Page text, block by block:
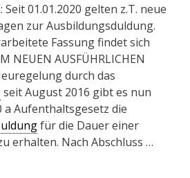
Seit 01.01.2020 gelten z.T. neue
zur Ausbildungsduldung.
Fassung findet sich
NEUEN AUSFÜHRLICHEN
durch das
seit August 2016 gibt es nun
a Aufenthaltsgesetz die
für die Dauer einer
erhalten. Nach Abschluss …